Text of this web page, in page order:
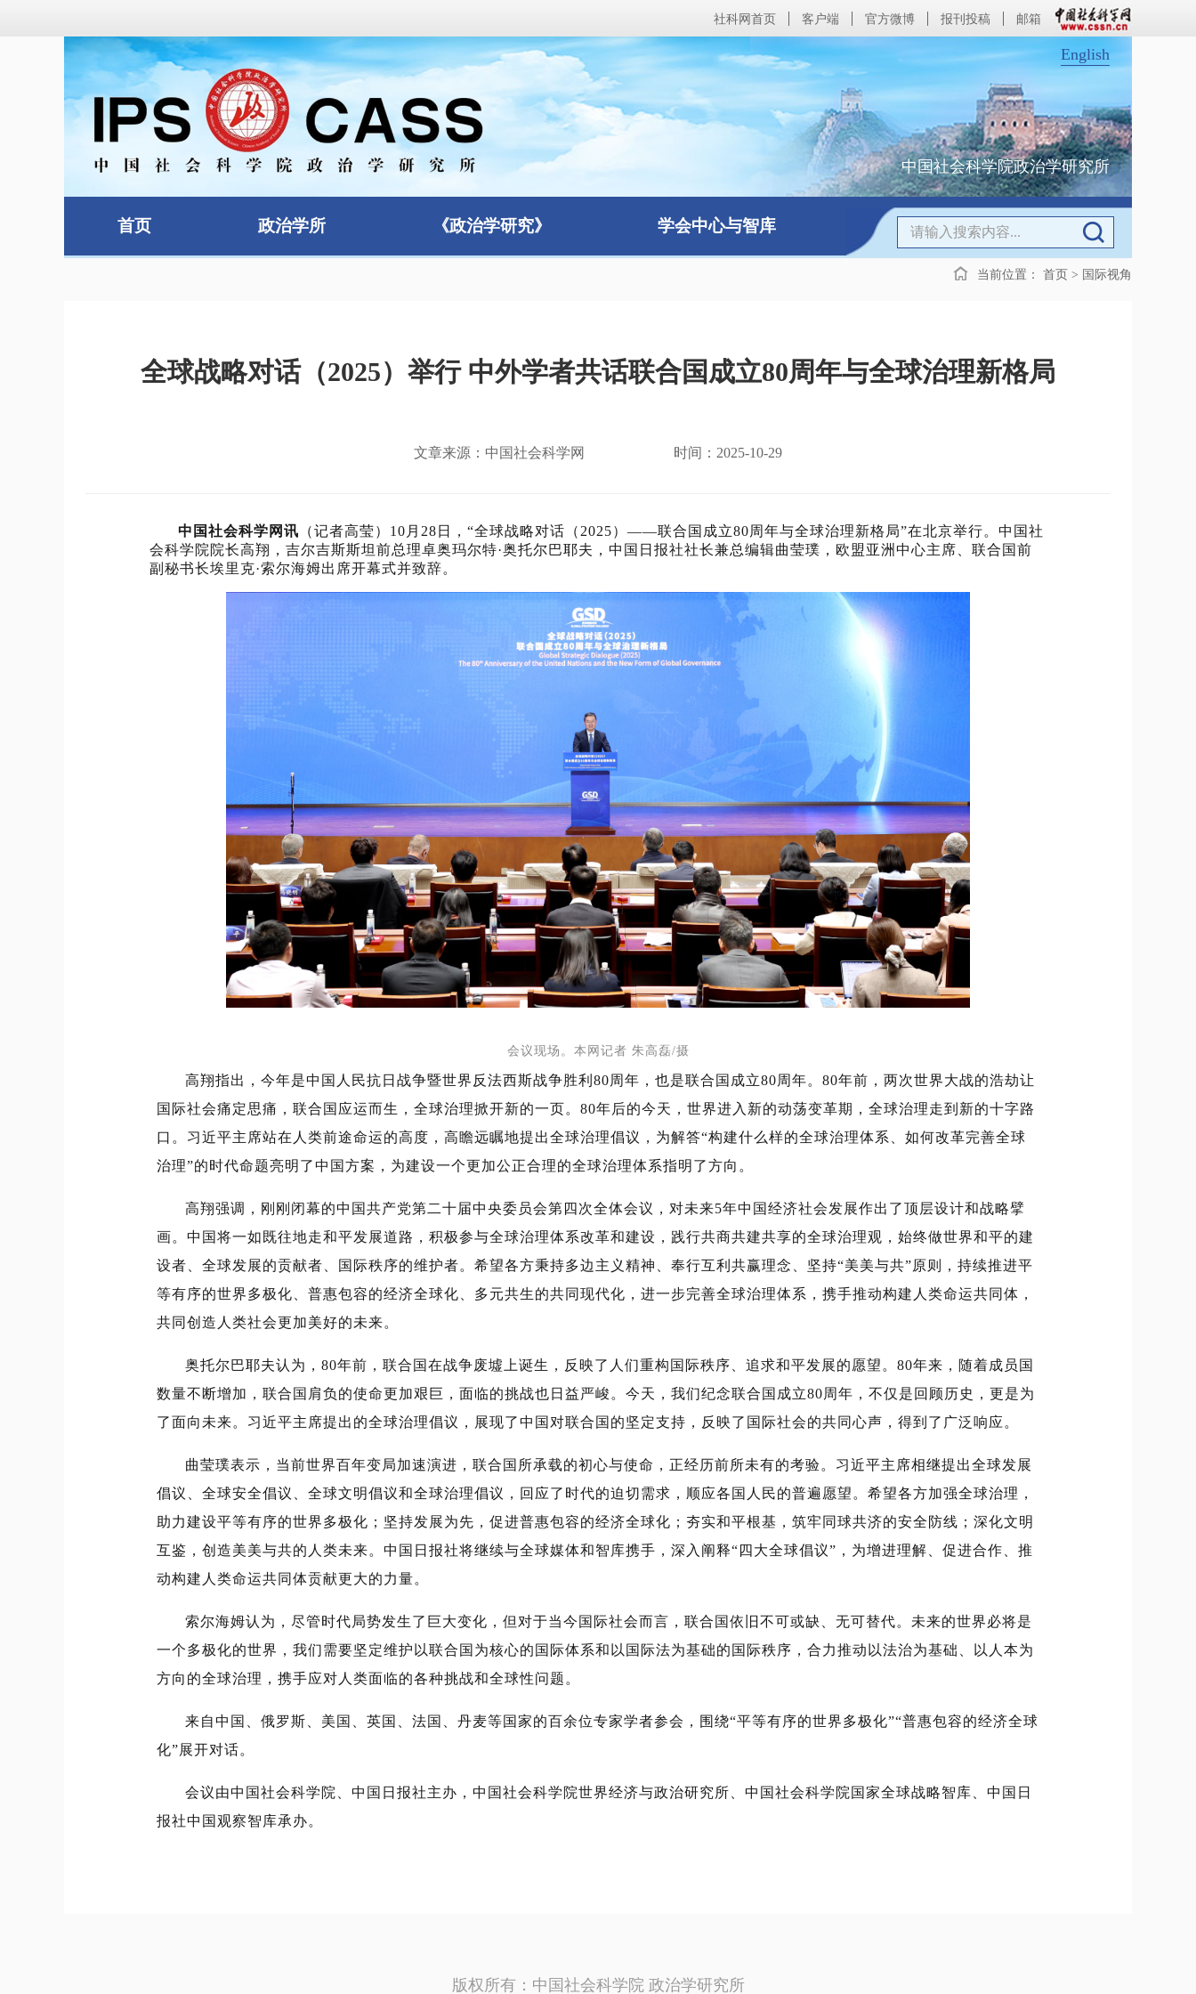
社科网首页 客户端 官方微博 报刊投稿 邮箱
中国社会科学院政治学研究所
English
首页 政治学所 《政治学研究》 学会中心与智库
当前位置： 首页 > 国际视角
全球战略对话（2025）举行 中外学者共话联合国成立80周年与全球治理新格局
文章来源：中国社会科学网 时间：2025-10-29
中国社会科学网讯 （记者高莹）10月28日，“全球战略对话（2025）——联合国成立80周年与全球治理新格局”在北京举行。中国社
会科学院院长高翔，吉尔吉斯斯坦前总理卓奥玛尔特·奥托尔巴耶夫，中国日报社社长兼总编辑曲莹璞，欧盟亚洲中心主席、联合国前
副秘书长埃里克·索尔海姆出席开幕式并致辞。
会议现场。本网记者 朱高磊/摄
高翔指出，今年是中国人民抗日战争暨世界反法西斯战争胜利80周年，也是联合国成立80周年。80年前，两次世界大战的浩劫让
国际社会痛定思痛，联合国应运而生，全球治理掀开新的一页。80年后的今天，世界进入新的动荡变革期，全球治理走到新的十字路
口。习近平主席站在人类前途命运的高度，高瞻远瞩地提出全球治理倡议，为解答“构建什么样的全球治理体系、如何改革完善全球
治理”的时代命题亮明了中国方案，为建设一个更加公正合理的全球治理体系指明了方向。
高翔强调，刚刚闭幕的中国共产党第二十届中央委员会第四次全体会议，对未来5年中国经济社会发展作出了顶层设计和战略擘
画。中国将一如既往地走和平发展道路，积极参与全球治理体系改革和建设，践行共商共建共享的全球治理观，始终做世界和平的建
设者、全球发展的贡献者、国际秩序的维护者。希望各方秉持多边主义精神、奉行互利共赢理念、坚持“美美与共”原则，持续推进平
等有序的世界多极化、普惠包容的经济全球化、多元共生的共同现代化，进一步完善全球治理体系，携手推动构建人类命运共同体，
共同创造人类社会更加美好的未来。
奥托尔巴耶夫认为，80年前，联合国在战争废墟上诞生，反映了人们重构国际秩序、追求和平发展的愿望。80年来，随着成员国
数量不断增加，联合国肩负的使命更加艰巨，面临的挑战也日益严峻。今天，我们纪念联合国成立80周年，不仅是回顾历史，更是为
了面向未来。习近平主席提出的全球治理倡议，展现了中国对联合国的坚定支持，反映了国际社会的共同心声，得到了广泛响应。
曲莹璞表示，当前世界百年变局加速演进，联合国所承载的初心与使命，正经历前所未有的考验。习近平主席相继提出全球发展
倡议、全球安全倡议、全球文明倡议和全球治理倡议，回应了时代的迫切需求，顺应各国人民的普遍愿望。希望各方加强全球治理，
助力建设平等有序的世界多极化；坚持发展为先，促进普惠包容的经济全球化；夯实和平根基，筑牢同球共济的安全防线；深化文明
互鉴，创造美美与共的人类未来。中国日报社将继续与全球媒体和智库携手，深入阐释“四大全球倡议”，为增进理解、促进合作、推
动构建人类命运共同体贡献更大的力量。
索尔海姆认为，尽管时代局势发生了巨大变化，但对于当今国际社会而言，联合国依旧不可或缺、无可替代。未来的世界必将是
一个多极化的世界，我们需要坚定维护以联合国为核心的国际体系和以国际法为基础的国际秩序，合力推动以法治为基础、以人本为
方向的全球治理，携手应对人类面临的各种挑战和全球性问题。
来自中国、俄罗斯、美国、英国、法国、丹麦等国家的百余位专家学者参会，围绕“平等有序的世界多极化”“普惠包容的经济全球
化”展开对话。
会议由中国社会科学院、中国日报社主办，中国社会科学院世界经济与政治研究所、中国社会科学院国家全球战略智库、中国日
报社中国观察智库承办。
版权所有：中国社会科学院 政治学研究所